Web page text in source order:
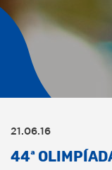
21.06.16
44ª